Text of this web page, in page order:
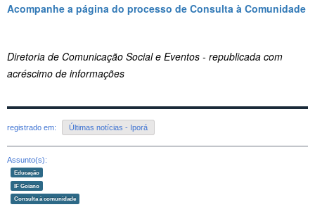
Acompanhe a página do processo de Consulta à Comunidade
Diretoria de Comunicação Social e Eventos - republicada com
acréscimo de informações
registrado em: Últimas notícias - Iporá
Assunto(s):
Educação
IF Goiano
Consulta à comunidade